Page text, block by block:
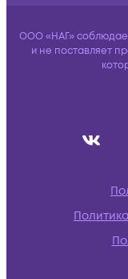
ООО «НАГ»
и не поставляет